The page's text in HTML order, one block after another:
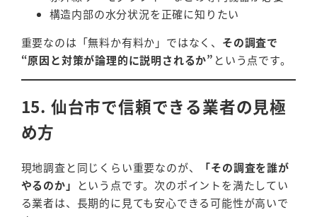
構造内部の水分状況を正確に知りたい
重要なのは「無料か有料か」ではなく、 その調査で
“原因と対策が論理的に説明されるか” という点です。
15. 仙台市で信頼できる業者の見極
め方
現地調査と同じくらい重要なのが、
「その調査を誰が
やるのか」
という点です。次のポイントを満たしてい
る業者は、長期的に見ても安心できる可能性が高いで